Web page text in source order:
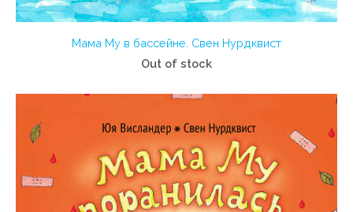
Мама Му в бассейне. Свен Нурдквист
Out of stock